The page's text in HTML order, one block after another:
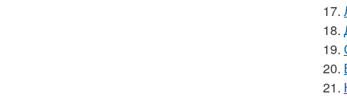
17.
18.
19.
20.
21.